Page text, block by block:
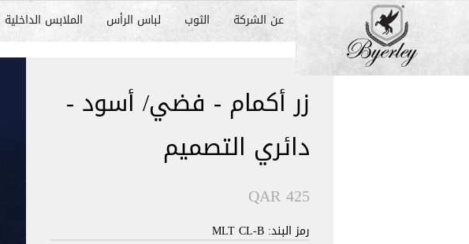
عن الشركة الثوب لباس الرأس الملابس الداخلية
زر أكمام - فضي/ أسود -
دائري التصميم
QAR 425
رمز البند: MLT CL-B